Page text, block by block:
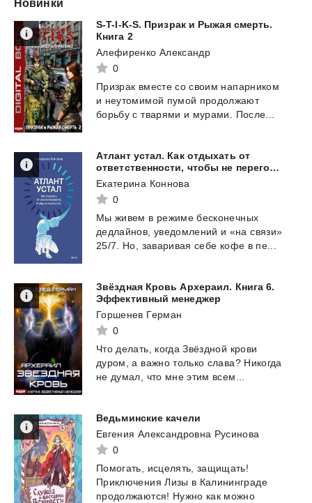
Новинки
S-T-I-K-S. Призрак и Рыжая смерть.
Книга 2
Алефиренко Александр
0
Призрак вместе со своим напарником
и неутомимой пумой продолжают
борьбу с тварями и мурами. После...
Атлант устал. Как отдыхать от
ответственности, чтобы не перегорать
Екатерина Коннова
0
Мы живем в режиме бесконечных
дедлайнов, уведомлений и «на связи»
25/7.
Но, заваривая себе кофе в пе...
Звёздная Кровь Архераил. Книга 6.
Эффективный менеджер
Горшенев Герман
0
Что делать, когда Звёздной крови
дуром,
а важно только слава? Никогда
не думал, что мне этим всем...
Ведьминские качели
Евгения Александровна Русинова
0
Помогать, исцелять, защищать!
Приключения Лизы в Калининграде
продолжаются! Нужно как можно